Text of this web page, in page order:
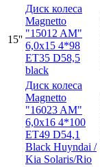
15''
Диск колеса
Magnetto
"15012 AM"
6,0x15 4*98
ET35 D58,5
black
Диск колеса
Magnetto
"16023 AM"
6,0x16 4*100
ET49 D54,1
Black Huyndai /
Kia Solaris/Rio